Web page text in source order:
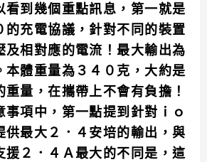
看到幾個重點訊息，第一就是
的充電協議，針對不同的裝置
及相對應的電流！最大輸出為
本體重量為３４０克，大約是
量，在攜帶上不會有負擔！
事項中，第一點提到針對ｉｏ
供最大２．４安培的輸出，與
援２．４Ａ最大的不同是，這